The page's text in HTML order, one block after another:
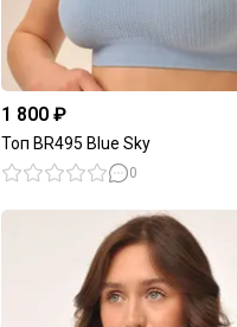
1 800 ₽
Топ BR495 Blue Sky
0